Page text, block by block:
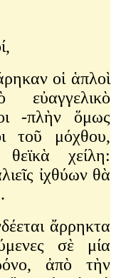
οἱ ἁπλοὶ
εὐαγγελικὸ
-πλὴν ὅμως
τοῦ μόχθου,
χείλη:
ἰχθύων θὰ
ἄρρηκτα
σὲ μία
ἀπὸ τὴν